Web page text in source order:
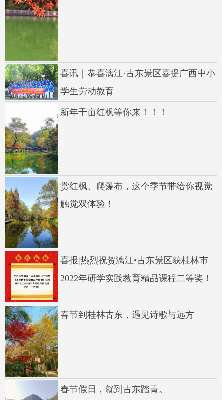
喜讯｜恭喜漓江·古东景区喜提广西中小
学生劳动教育
新年千亩红枫等你来！！！
赏红枫、爬瀑布，这个季节带给你视觉
触觉双体验！
喜报|热烈祝贺漓江•古东景区获桂林市
2022年研学实践教育精品课程二等奖！
春节到桂林古东，遇见诗歌与远方
春节假日，就到古东踏青。